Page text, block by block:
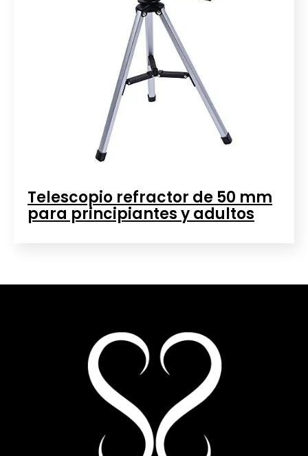
Telescopio refractor de 50 mm
para principiantes y adultos